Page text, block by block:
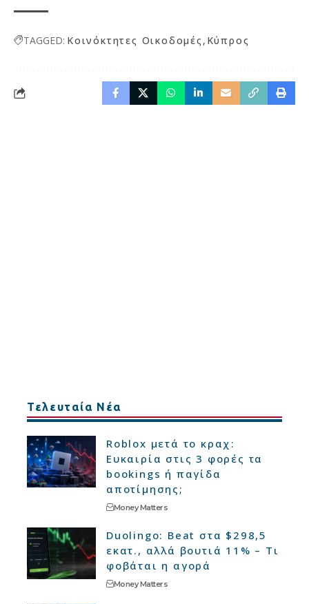
TAGGED: Κοινόκτητες Οικοδομές Κύπρος
Τελευταία Νέα
Roblox μετά το κραχ:
Ευκαιρία στις 3 φορές τα
bookings ή παγίδα
αποτίμησης;
Money Matters
Duolingo: Beat στα $298,5
εκατ., αλλά βουτιά 11% – Τι
φοβάται η αγορά
Money Matters